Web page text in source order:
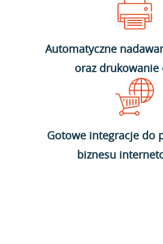
Automatyczne
oraz drukowanie
Gotowe integracje do
biznesu